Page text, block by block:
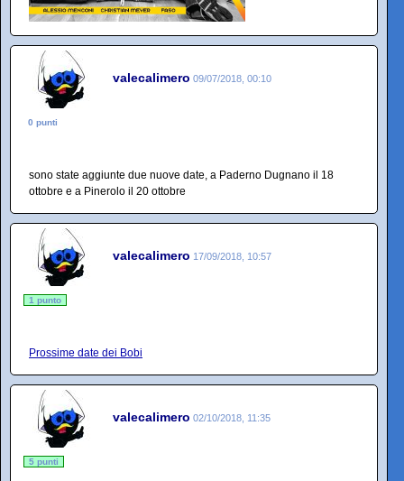
valecalimero 09/07/2018, 00:10
0 punti
sono state aggiunte due nuove date, a Paderno Dugnano il 18
ottobre e a Pinerolo il 20 ottobre
valecalimero 17/09/2018, 10:57
1 punto
Prossime date dei Bobi
valecalimero 02/10/2018, 11:35
5 punti